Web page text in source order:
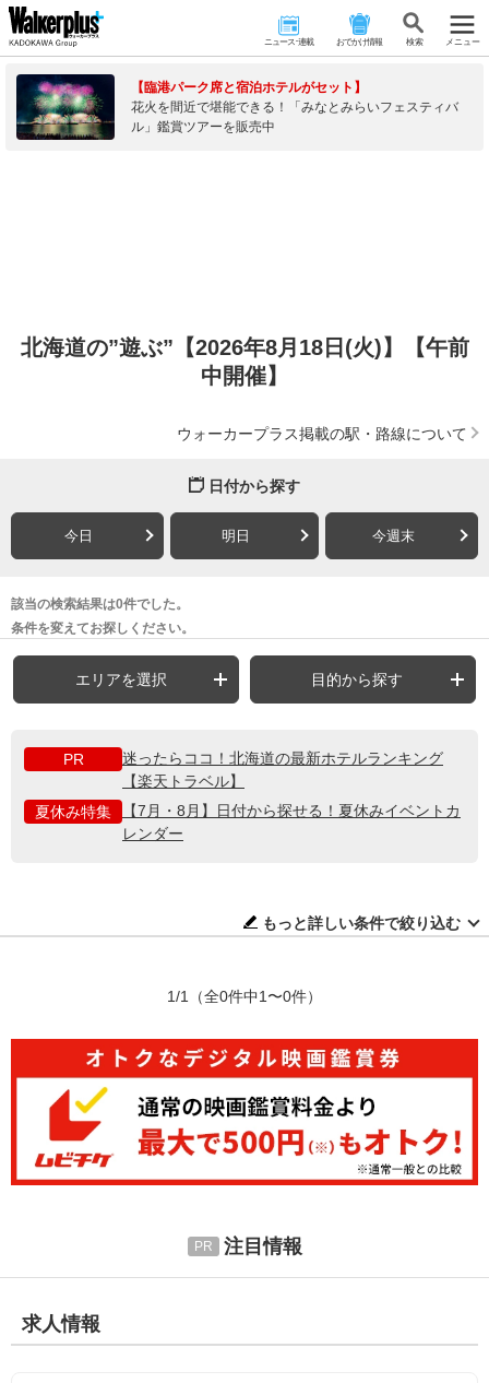
ニュース･連載 おでかけ情報 検 索 メニュー
【臨港パーク席と宿泊ホテルがセット】
花火を間近で堪能できる！「みなとみらいフェスティバ
ル」鑑賞ツアーを販売中
北海道の”遊ぶ”【2026年8月18日(火)】【午前
中開催】
ウォーカープラス掲載の駅・路線について
日付から探す
今日 明日 今週末
該当の検索結果は0件でした。
条件を変えてお探しください。
エリアを選択 目的から探す
PR
迷ったらココ！北海道の最新ホテルランキング
【楽天トラベル】
夏休み特集
【7月・8月】日付から探せる！夏休みイベントカ
レンダー
もっと詳しい条件で絞り込む
1/1 （全0件中1〜0件）
注目情報
求人情報